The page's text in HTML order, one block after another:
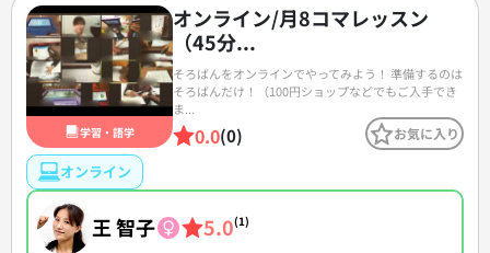
学習・語学
オンライン/月8コマレッスン
（45分...
そろばんをオンラインでやってみよう！ 準備するのは
そろばんだけ！（100円ショップなどでもご入手でき
ま...
0.0(0) お気に入り
オンライン
王 智子 5.0(1)